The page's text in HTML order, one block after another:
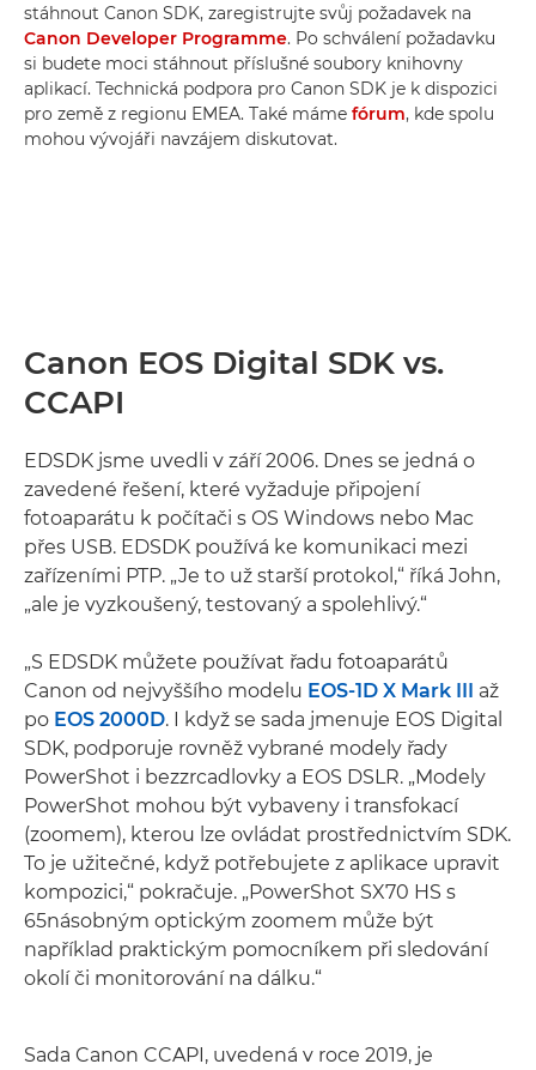
stáhnout Canon SDK, zaregistrujte svůj požadavek na
Canon Developer Programme. Po schválení požadavku
si budete moci stáhnout příslušné soubory knihovny
aplikací. Technická podpora pro Canon SDK je k dispozici
pro země z regionu EMEA. Také máme fórum, kde spolu
mohou vývojáři navzájem diskutovat.
Canon EOS Digital SDK vs.
CCAPI
EDSDK jsme uvedli v září 2006. Dnes se jedná o
zavedené řešení, které vyžaduje připojení
fotoaparátu k počítači s OS Windows nebo Mac
přes USB. EDSDK používá ke komunikaci mezi
zařízeními PTP. „Je to už starší protokol,“ říká John,
„ale je vyzkoušený, testovaný a spolehlivý.“
„S EDSDK můžete používat řadu fotoaparátů
Canon od nejvyššího modelu EOS-1D X Mark III až
po EOS 2000D. I když se sada jmenuje EOS Digital
SDK, podporuje rovněž vybrané modely řady
PowerShot i bezzrcadlovky a EOS DSLR. „Modely
PowerShot mohou být vybaveny i transfokací
(zoomem), kterou lze ovládat prostřednictvím SDK.
To je užitečné, když potřebujete z aplikace upravit
kompozici,“ pokračuje. „PowerShot SX70 HS s
65násobným optickým zoomem může být
například praktickým pomocníkem při sledování
okolí či monitorování na dálku.“
Sada Canon CCAPI, uvedená v roce 2019, je